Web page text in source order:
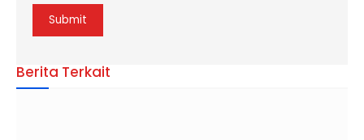
Berita Terkait